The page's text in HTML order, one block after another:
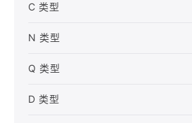
C 类型
N 类型
Q 类型
D 类型